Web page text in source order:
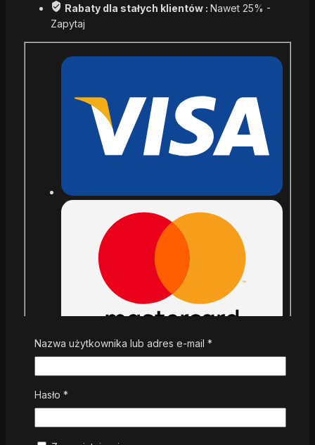
Rabaty dla stałych klientów : Nawet 25% -
Zapytaj
Nazwa użytkownika lub adres e-mail *
Hasło *